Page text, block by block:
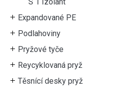
Expandované PE
Podlahoviny
Pryžové tyče
Reycyklovaná pryž
Těsnící desky pryž